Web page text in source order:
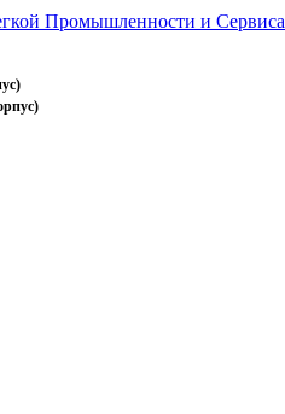
Промышленности и Сервиса